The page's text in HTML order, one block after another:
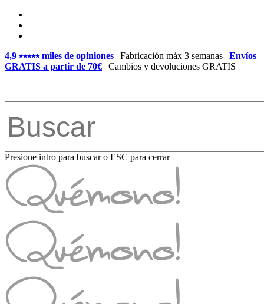
Skip
main
4,9 ⭑⭑⭑⭑⭑ miles de opiniones | Fabricación máx 3 semanas | Envíos
GRATIS a partir de 70€ | Cambios y devoluciones GRATIS
Presione intro para buscar o ESC para cerrar
Close
Search